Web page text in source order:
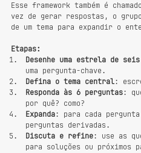
Esse framework também é
vez de gerar respostas, o
de um tema para expandir o
Etapas:
Desenhe uma estrela de
uma pergunta-chave.
Defina o tema central:
Responda às 6 perguntas:
por quê? como?
Expanda: para cada
perguntas derivadas.
Discuta e refine: use as
para soluções ou próximos